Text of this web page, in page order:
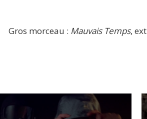
Gros morceau : Mauvais Temps,